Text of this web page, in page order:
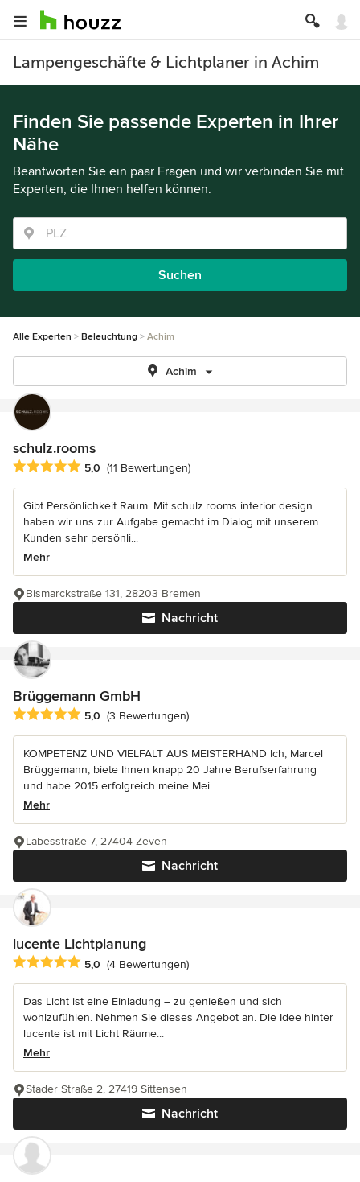
Lampengeschäfte & Lichtplaner in Achim
Finden Sie passende Experten in Ihrer
Nähe
Beantworten Sie ein paar Fragen und wir verbinden Sie mit
Experten, die Ihnen helfen können.
Suchen
Alle Experten Beleuchtung Achim
Achim
schulz.rooms
Durchschnittliche Bewertung: 5 von 5 Sternen
5,0 (11 Bewertungen)
Gibt Persönlichkeit Raum. Mit schulz.rooms interior design
haben wir uns zur Aufgabe gemacht im Dialog mit unserem
Kunden sehr persönli...
Mehr
Nachricht
Bismarckstraße 131, 28203 Bremen
Brüggemann GmbH
Durchschnittliche Bewertung: 5 von 5 Sternen
5,0 (3 Bewertungen)
KOMPETENZ UND VIELFALT AUS MEISTERHAND Ich, Marcel
Brüggemann, biete Ihnen knapp 20 Jahre Berufserfahrung
und habe 2015 erfolgreich meine Mei...
Mehr
Nachricht
Labesstraße 7, 27404 Zeven
lucente Lichtplanung
Durchschnittliche Bewertung: 5 von 5 Sternen
5,0 (4 Bewertungen)
Das Licht ist eine Einladung – zu genießen und sich
wohlzufühlen. Nehmen Sie dieses Angebot an. Die Idee hinter
lucente ist mit Licht Räume...
Mehr
Nachricht
Stader Straße 2, 27419 Sittensen